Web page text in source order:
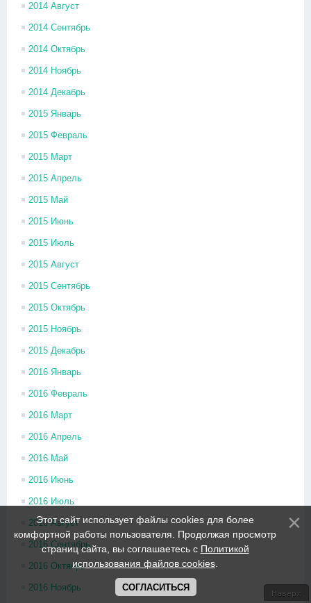
2014 Август
2014 Сентябрь
2014 Октябрь
2014 Ноябрь
2014 Декабрь
2015 Январь
2015 Февраль
2015 Март
2015 Апрель
2015 Май
2015 Июнь
2015 Июль
2015 Август
2015 Сентябрь
2015 Октябрь
2015 Ноябрь
2015 Декабрь
2016 Январь
2016 Февраль
2016 Март
2016 Апрель
2016 Май
2016 Июнь
2016 Июль
2016 Август
2016 Сентябрь
2016 Октябрь
2016 Ноябрь
Этот сайт использует файлы cookies для более
комфортной работы пользователя. Продолжая просмотр
страниц сайта, вы соглашаетесь с Политикой
использования файлов cookies
СОГЛАСИТЬСЯ